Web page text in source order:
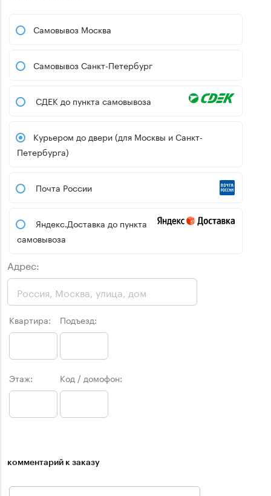
Самовывоз Москва
Самовывоз Санкт-Петербург
СДЕК до пункта самовывоза
Курьером до двери (для Москвы и Санкт-
Петербурга)
Почта России
Яндекс.Доставка до пункта
самовывоза
Адрес:
Квартира: Подъезд:
Этаж: Код / домофон:
комментарий к заказу